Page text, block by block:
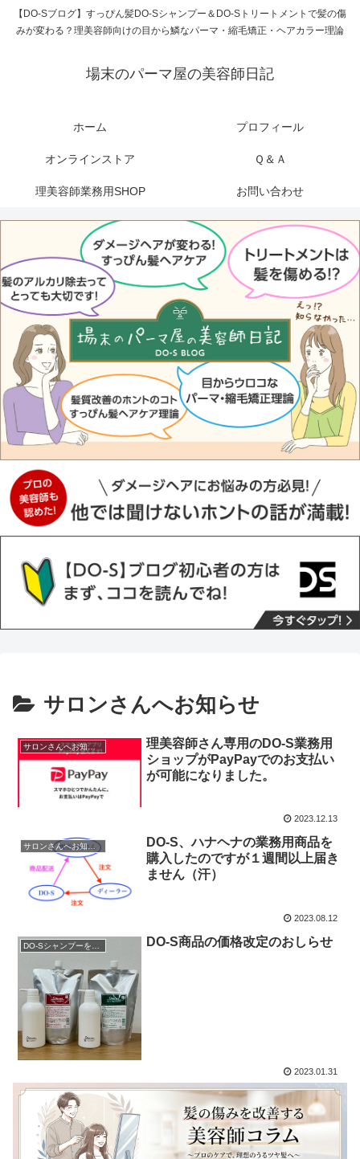
【DO-Sブログ】すっぴん髪DO-Sシャンプー＆DO-Sトリートメントで髪の傷
みが変わる？理美容師向けの目から鱗なパーマ・縮毛矯正・ヘアカラー理論
場末のパーマ屋の美容師日記
ホーム プロフィール
オンラインストア Ｑ＆Ａ
理美容師業務用SHOP お問い合わせ
サロンさんへお知らせ
サロンさんへお知らせ
理美容師さん専用のDO-S業務用
ショップがPayPayでのお支払い
が可能になりました。
2023.12.13
サロンさんへお知らせ
DO-S、ハナヘナの業務用商品を
購入したのですが１週間以上届き
ません（汗）
2023.08.12
DO-S商品の価格改定のおしらせ
2023.01.31